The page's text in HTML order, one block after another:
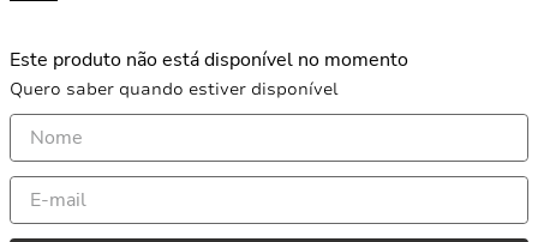
Este produto não está disponível no momento
Quero saber quando estiver disponível